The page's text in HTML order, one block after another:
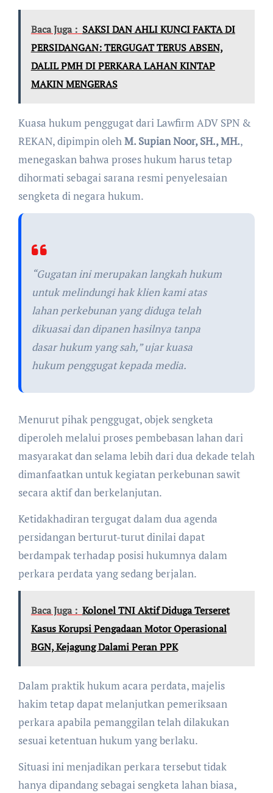
Baca Juga : SAKSI DAN AHLI KUNCI FAKTA DI
PERSIDANGAN: TERGUGAT TERUS ABSEN,
DALIL PMH DI PERKARA LAHAN KINTAP
MAKIN MENGERAS
Kuasa hukum penggugat dari Lawfirm ADV SPN &
REKAN, dipimpin olehM. Supian Noor, SH., MH.,
menegaskan bahwa proses hukum harus tetap
dihormati sebagai sarana resmi penyelesaian
sengketa di negara hukum.
“Gugatan ini merupakan langkah hukum
untuk melindungi hak klien kami atas
lahan perkebunan yang diduga telah
dikuasai dan dipanen hasilnya tanpa
dasar hukum yang sah,” ujar kuasa
hukum penggugat kepada media.
Menurut pihak penggugat, objek sengketa
diperoleh melalui proses pembebasan lahan dari
masyarakat dan selama lebih dari dua dekade telah
dimanfaatkan untuk kegiatan perkebunan sawit
secara aktif dan berkelanjutan.
Ketidakhadiran tergugat dalam dua agenda
persidangan berturut-turut dinilai dapat
berdampak terhadap posisi hukumnya dalam
perkara perdata yang sedang berjalan.
Baca Juga : Kolonel TNI Aktif Diduga Terseret
Kasus Korupsi Pengadaan Motor Operasional
BGN, Kejagung Dalami Peran PPK
Dalam praktik hukum acara perdata, majelis
hakim tetap dapat melanjutkan pemeriksaan
perkara apabila pemanggilan telah dilakukan
sesuai ketentuan hukum yang berlaku.
Situasi ini menjadikan perkara tersebut tidak
hanya dipandang sebagai sengketa lahan biasa,